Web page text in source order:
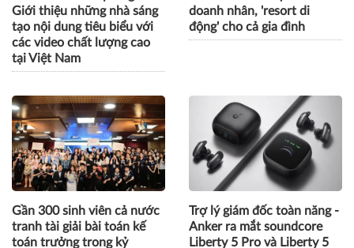
TikTok Creator Spotlight:
Giới thiệu những nhà sáng
tạo nội dung tiêu biểu với
các video chất lượng cao
tại Việt Nam
VinFast VF 8: 'trợ thủ' của
doanh nhân, 'resort di
động' cho cả gia đình